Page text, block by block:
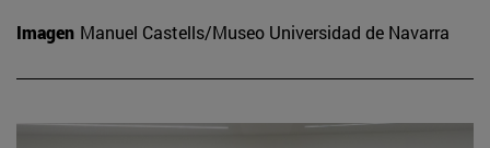
Imagen Manuel Castells/Museo Universidad de Navarra